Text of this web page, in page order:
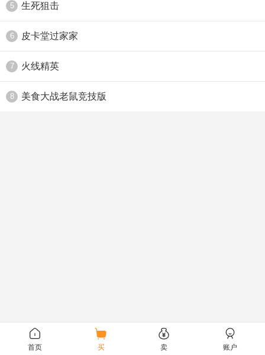
5 生死狙击
6 皮卡堂过家家
7 火线精英
8 美食大战老鼠竞技版
首页 买 卖 账户